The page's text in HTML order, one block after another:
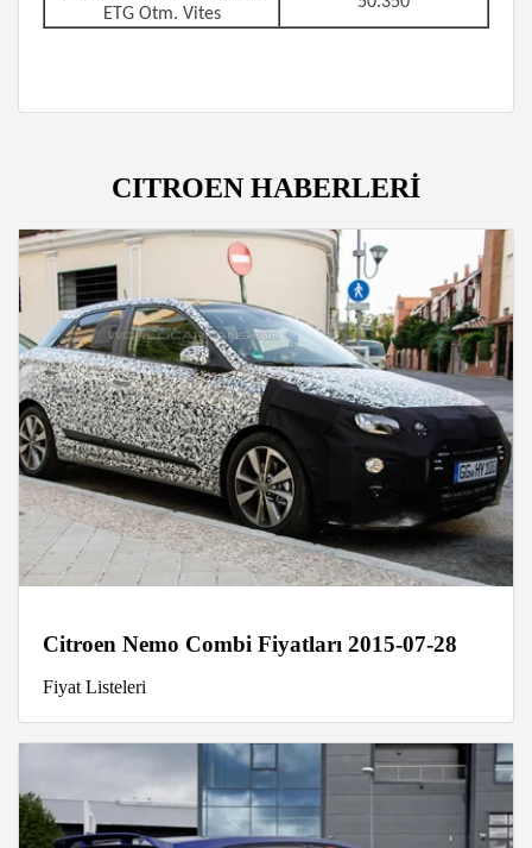
ETG Otm. Vites
CITROEN HABERLERİ
Citroen Nemo Combi Fiyatları 2015-07-28
Fiyat Listeleri